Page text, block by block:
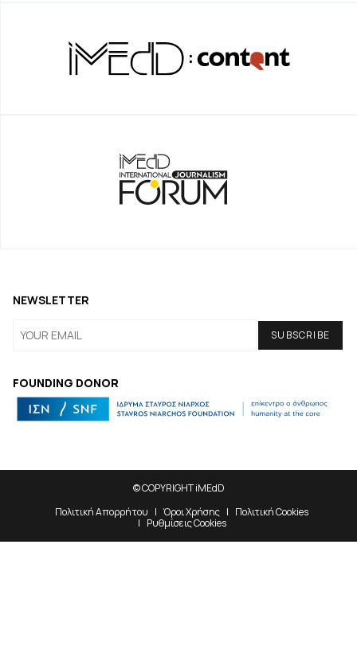
FOUNDING DONOR
NEWSLETTER
© COPYRIGHT iMEdD
Πολιτική Απορρήτου
Όροι Χρήσης
Πολιτική Cookies
Ρυθμίσεις Cookies